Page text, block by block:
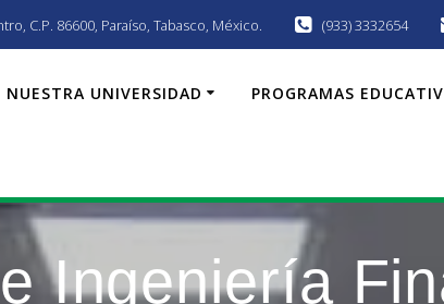
C.P. 86600, Paraí­so, Tabasco, México. (933) 3332654
NUESTRA UNIVERSIDAD PROGRAMAS
Ingeniería